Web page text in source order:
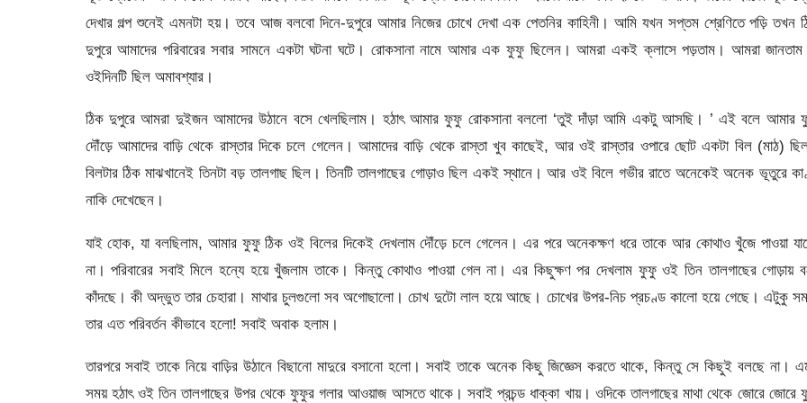
দেখার গল্প শুনেই এমনটা হয়। তবে আজ বলবো দিনে-দুপুরে আমার নিজের চোখে দেখা এক পেতনির কাহিনী। আমি যখন সপ্তম শ্রেণিতে পড়ি তখন
দুপুরে আমাদের পরিবারের সবার সামনে একটা ঘটনা ঘটে। রোকসানা নামে আমার এক ফুফু ছিলেন। আমরা একই ক্লাসে পড়তাম। আমরা জানতাম
ওইদিনটি ছিল অমাবশ্যার।
ঠিক দুপুরে আমরা দুইজন আমাদের উঠানে বসে খেলছিলাম। হঠাৎ আমার ফুফু রোকসানা বললো ‘তুই দাঁড়া আমি একটু আসছি। ’ এই বলে আমার
দৌঁড়ে আমাদের বাড়ি থেকে রাস্তার দিকে চলে গেলেন। আমাদের বাড়ি থেকে রাস্তা খুব কাছেই, আর ওই রাস্তার ওপারে ছোট একটা বিল (মাঠ)
বিলটার ঠিক মাঝখানেই তিনটা বড় তালগাছ ছিল। তিনটি তালগাছের গোড়াও ছিল একই স্থানে। আর ওই বিলে গভীর রাতে অনেকেই অনেক ভূতুরে
নাকি দেখেছেন।
যাই হোক, যা বলছিলাম, আমার ফুফু ঠিক ওই বিলের দিকেই দেখলাম দৌঁড়ে চলে গেলেন। এর পরে অনেকক্ষণ ধরে তাকে আর কোথাও খুঁজে পাওয়া
না। পরিবারের সবাই মিলে হন্যে হয়ে খুঁজলাম তাকে। কিন্তু কোথাও পাওয়া গেল না। এর কিছুক্ষণ পর দেখলাম ফুফু ওই তিন তালগাছের গোড়ায়
কাঁদছে। কী অদ্ভুত তার চেহারা। মাথার চুলগুলো সব অগোছালো। চোখ দুটো লাল হয়ে আছে। চোখের উপর-নিচ প্রচণ্ড কালো হয়ে গেছে। এটুকু
তার এত পরিবর্তন কীভাবে হলো! সবাই অবাক হলাম।
তারপরে সবাই তাকে নিয়ে বাড়ির উঠানে বিছানো মাদুরে বসানো হলো। সবাই তাকে অনেক কিছু জিজ্ঞেস করতে থাকে, কিন্তু সে কিছুই বলছে না।
সময় হঠাৎ ওই তিন তালগাছের উপর থেকে ফুফুর গলার আওয়াজ আসতে থাকে। সবাই প্রচন্ড ধাক্কা খায়। ওদিকে তালগাছের মাথা থেকে জোরে জোরে